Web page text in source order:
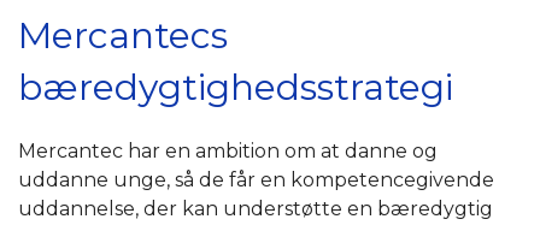
Mercantecs
bæredygtighedsstrategi
Mercantec har en ambition om at danne og
uddanne unge, så de får en kompetencegivende
uddannelse, der kan understøtte en bæredygtig